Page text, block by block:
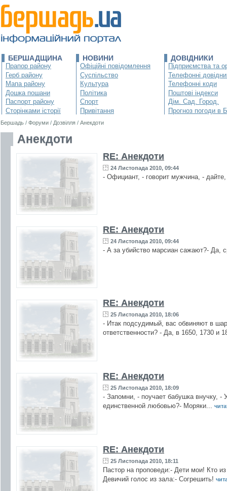
БЕРШАДЩИНА
Прапор району
Герб району
Мапа району
Дошка пошани
Паспорт району
Сторінками історії
НОВИНИ
Офіційні повідомлення
Суспільство
Культура
Політика
Спорт
Привітання
ДОВІДНИКИ
Підприємства та
Телефонні
Телефонні коди
Поштові індекси
Дім. Сад. Город.
Прогноз погоди в
Бершадь / Форуми / Дозвілля / Анекдоти
Анекдоти
RE: Анекдоти
24 Листопада 2010, 09:44
- Официант, - говорит мужчина, -
RE: Анекдоти
24 Листопада 2010, 09:44
- А за убийство марсиан сажают?- Да,
RE: Анекдоти
25 Листопада 2010, 18:06
- Итак подсудимый, вас обвиняют в
ответственности? - Да, в 1650, 1730 и
RE: Анекдоти
25 Листопада 2010, 18:09
- Запомни, - поучает бабушка внучку,
единственной любовью?- Моряки...
RE: Анекдоти
25 Листопада 2010, 18:11
Пастор на проповеди:- Дети мои! Кто
Девичий голос из зала:- Согрешить!